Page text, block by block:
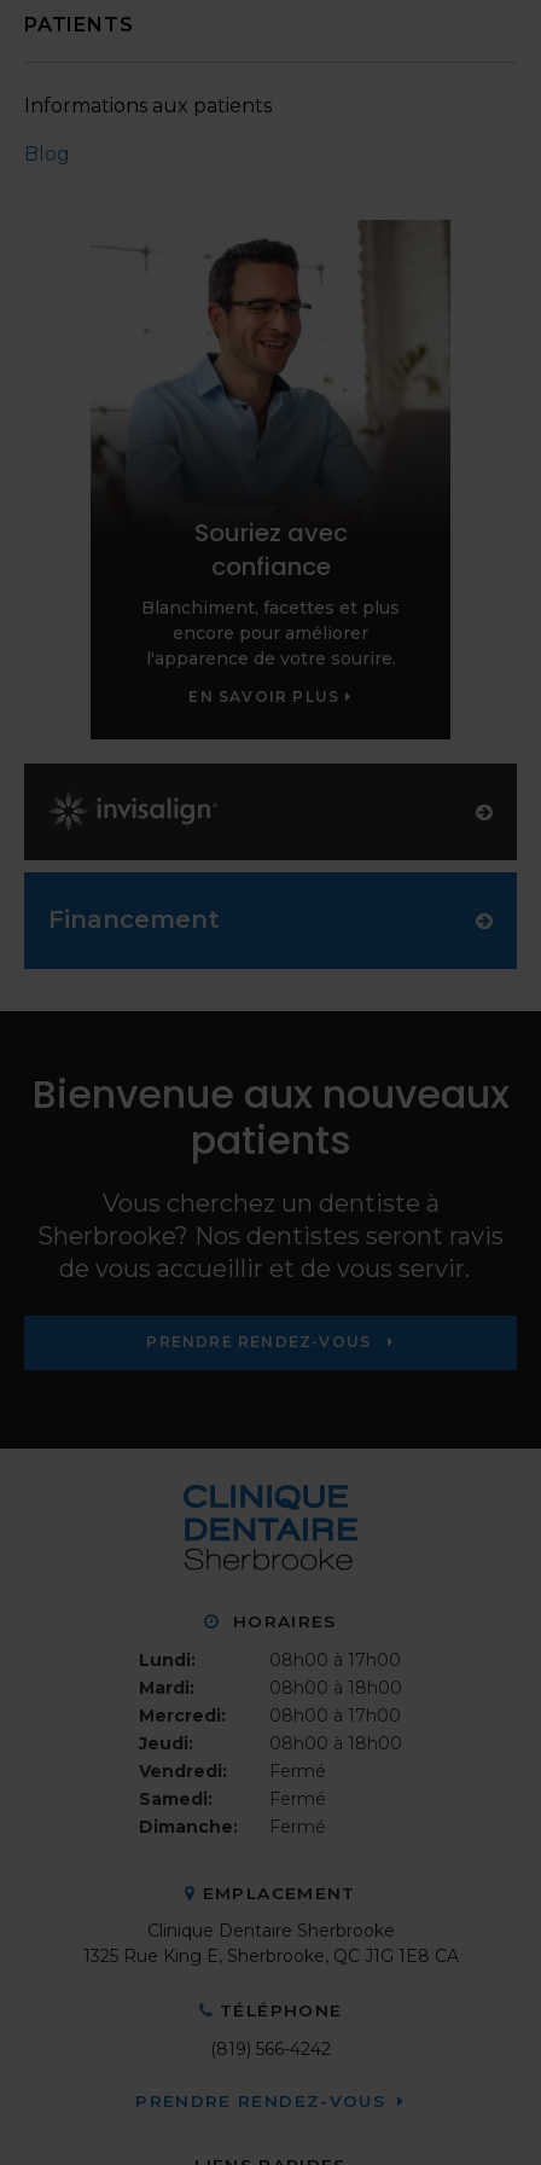
PATIENTS
Informations aux patients
Blog
Souriez avec
confiance
Blanchiment, facettes et plus
encore pour améliorer
l'apparence de votre sourire.
EN SAVOIR PLUS
Invisalign Provider
Financement
Bienvenue aux nouveaux
patients
Vous cherchez un dentiste à
Sherbrooke? Nos dentistes seront ravis
de vous accueillir et de vous servir.
PRENDRE RENDEZ-VOUS
HORAIRES
Lundi:
08h00 à 17h00
Mardi:
08h00 à 18h00
Mercredi:
08h00 à 17h00
Jeudi:
08h00 à 18h00
Vendredi:
Fermé
Samedi:
Fermé
Dimanche:
Fermé
EMPLACEMENT
Clinique Dentaire Sherbrooke
1325 Rue King E Sherbrooke QC J1G 1E8 CA
TÉLÉPHONE
(819) 566-4242
PRENDRE RENDEZ-VOUS